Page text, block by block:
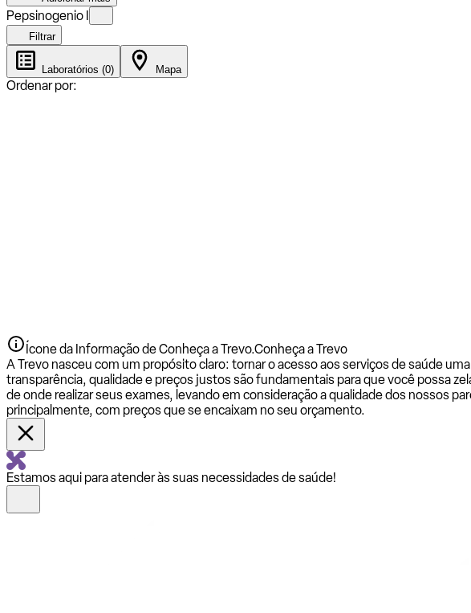
Pepsinogenio I
Filtrar
Laboratórios (0) Mapa
Ordenar por:
Ícone da Informação de Conheça a Trevo.Conheça a Trevo
A Trevo nasceu com um propósito claro: tornar o acesso aos serviços de saúde
transparência, qualidade e preços justos são fundamentais para que você possa
de onde realizar seus exames, levando em consideração a qualidade dos nossos
principalmente, com preços que se encaixam no seu orçamento.
Estamos aqui para atender às suas necessidades de saúde!